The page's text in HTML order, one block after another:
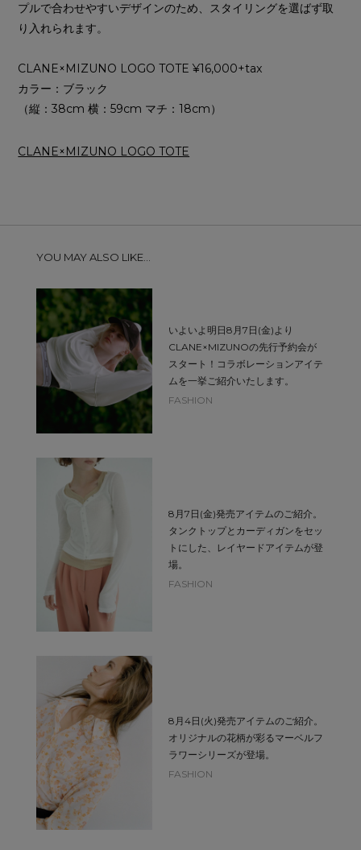
プルで合わせやすいデザインのため、スタイリングを選ばず取
り入れられます。
CLANE×MIZUNO LOGO TOTE ¥16,000+tax
カラー：ブラック
（縦：38cm 横：59cm マチ：18cm）
CLANE×MIZUNO LOGO TOTE
YOU MAY ALSO LIKE...
いよいよ明日8月7日(金)より
CLANE×MIZUNOの先行予約会が
スタート！コラボレーションアイテ
ムを一挙ご紹介いたします。
FASHION
8月7日(金)発売アイテムのご紹介。
タンクトップとカーディガンをセッ
トにした、レイヤードアイテムが登
場。
FASHION
8月4日(火)発売アイテムのご紹介。
オリジナルの花柄が彩るマーベルフ
ラワーシリーズが登場。
FASHION